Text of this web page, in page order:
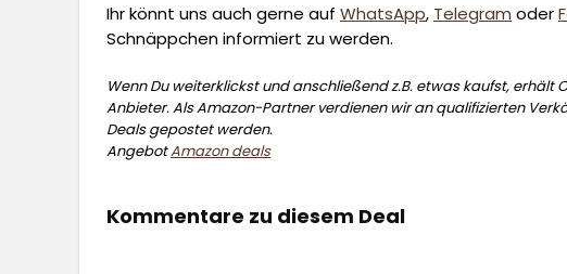
Ihr könnt uns auch gerne auf WhatsApp, Telegram oder
Schnäppchen informiert zu werden.
Wenn Du weiterklickst und anschließend z.B. etwas kaufst, erhält
Anbieter. Als Amazon-Partner verdienen wir an qualifizierten
Deals gepostet werden.
AngebotAmazon deals
Kommentare zu diesem Deal